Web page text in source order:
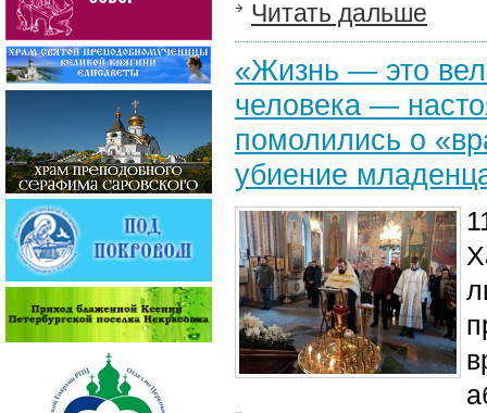
Читать дальше
«Жизнь — это
человека —
помолились о
убиение